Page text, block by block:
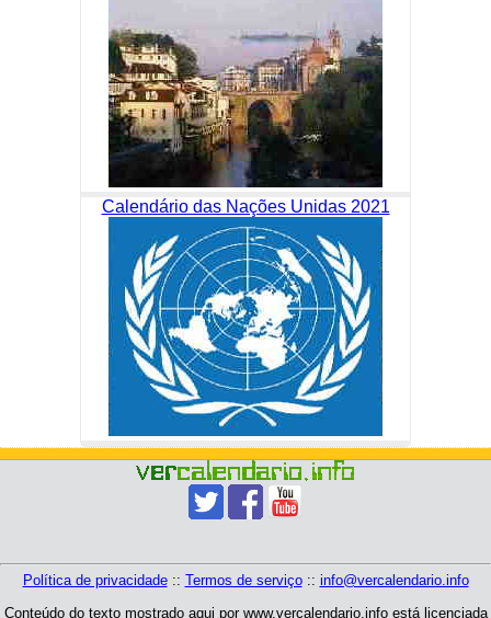
Calendário das Nações Unidas 2021
Política de privacidade:: Termos de serviço:: info@vercalendario.info
Conteúdo do texto mostrado aqui por www.vercalendario.info está licenciada